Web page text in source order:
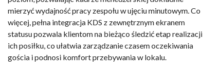
mierzyć wydajność pracy zespołu w ujęciu minutowym. Co
więcej, pełna integracja KDS z zewnętrznym ekranem
statusu pozwala klientom na bieżąco śledzić etap realizacji
ich posiłku, co ułatwia zarządzanie czasem oczekiwania
gościa i podnosi komfort przebywania w lokalu.